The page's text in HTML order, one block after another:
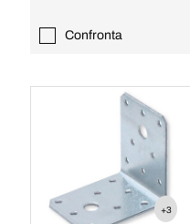
Confronta
+3